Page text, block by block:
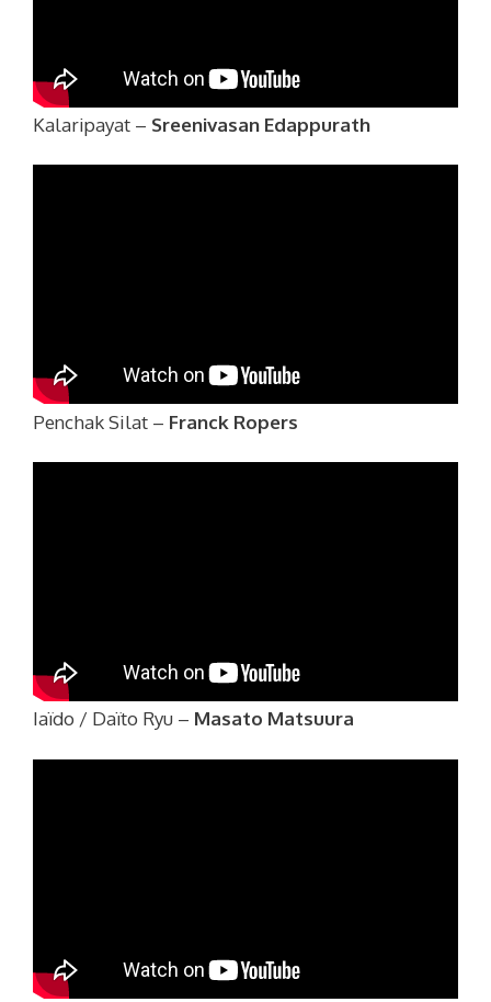
Kalaripayat – Sreenivasan Edappurath
Penchak Silat – Franck Ropers
Iaïdo / Daïto Ryu – Masato Matsuura